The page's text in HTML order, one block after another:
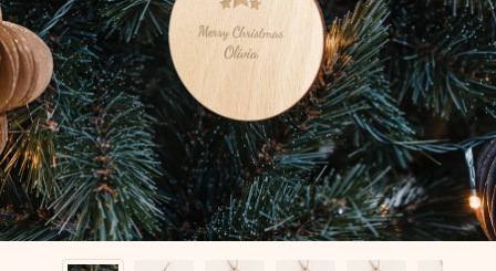
+49 39292 929695
Montag - Freitag : 8:30 - 17:00 Uhr
Samstag - Sonntag : 8:30 - 13:00 Uhr